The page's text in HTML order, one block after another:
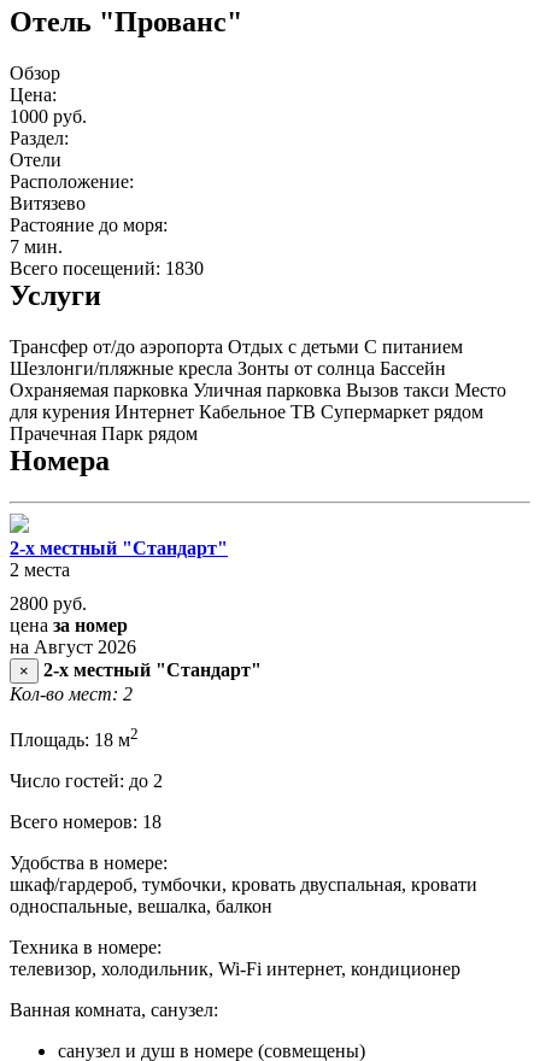
Отель "Прованс"
Обзор
Цена:
1000 руб.
Раздел:
Отели
Расположение:
Витязево
Растояние до моря:
7 мин.
Всего посещений: 1830
Услуги
Трансфер от/до аэропорта Отдых с детьми С питанием
Шезлонги/пляжные кресла Зонты от солнца Бассейн
Охраняемая парковка Уличная парковка Вызов такси Место
для курения Интернет Кабельное ТВ Супермаркет рядом
Прачечная Парк рядом
Номера
2-х местный "Стандарт"
2 места
2800 руб.
цена за номер
на Август 2026
×
2-х местный "Стандарт"
Кол-во мест: 2
Площадь: 18 м2
Число гостей: до 2
Всего номеров: 18
Удобства в номере:
шкаф/гардероб, тумбочки, кровать двуспальная, кровати
односпальные, вешалка, балкон
Техника в номере:
телевизор, холодильник, Wi-Fi интернет, кондиционер
Ванная комната, санузел:
санузел и душ в номере (совмещены)